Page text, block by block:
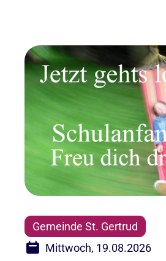
Gemeinde St. Gertrud
Mittwoch, 19.08.2026